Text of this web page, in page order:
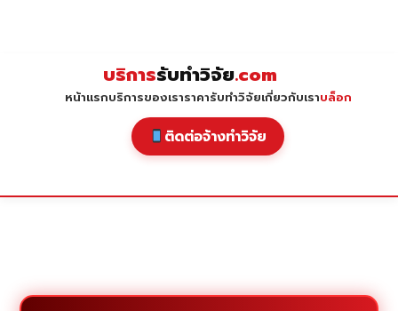
บริการรับทำวิจัย.com
หน้าแรกบริการของเราราคารับทำวิจัยเกี่ยวกับเราบล็อก
ติดต่อจ้างทำวิจัย